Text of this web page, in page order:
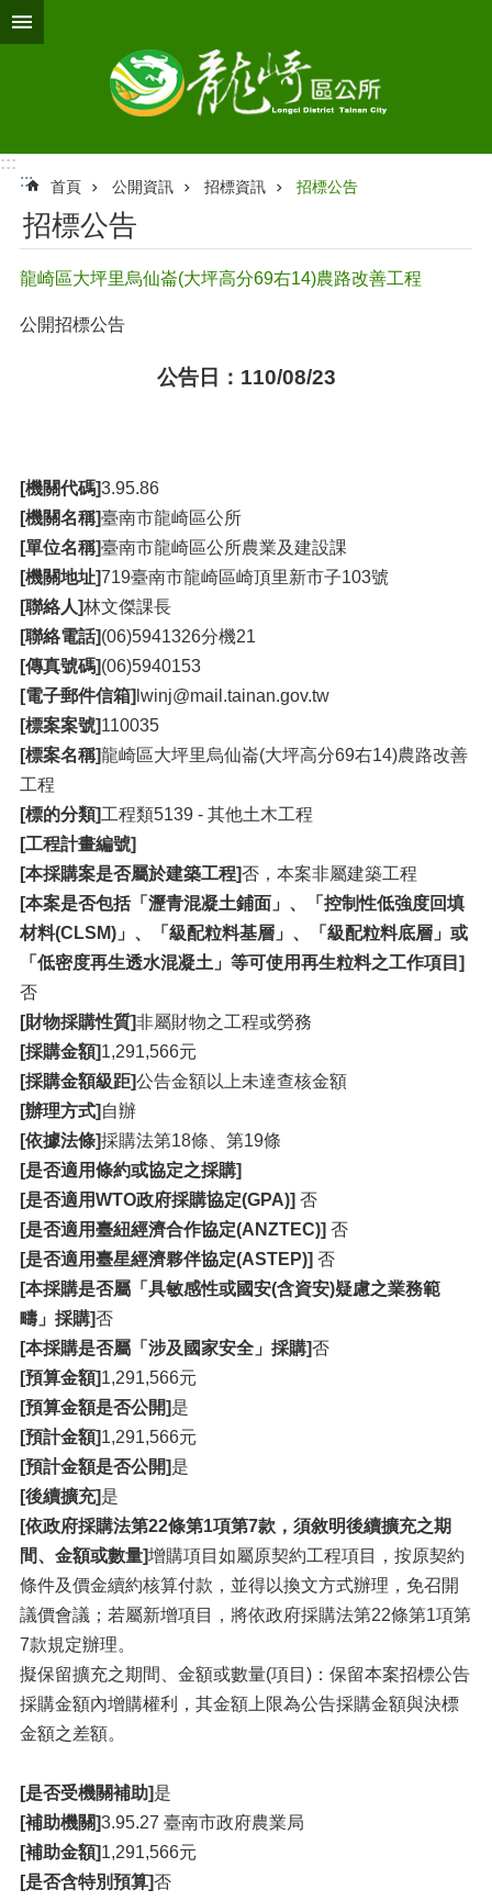
跳到主要內容區塊
:::
:::
首頁 公開資訊 招標資訊 招標公告
招標公告
龍崎區大坪里烏仙崙(大坪高分69右14)農路改善工程
公開招標公告
公告日：110/08/23
[機關代碼]3.95.86
[機關名稱]臺南市龍崎區公所
[單位名稱]臺南市龍崎區公所農業及建設課
[機關地址]719臺南市龍崎區崎頂里新市子103號
[聯絡人]林文傑課長
[聯絡電話](06)5941326分機21
[傳真號碼](06)5940153
[電子郵件信箱] lwinj@mail.tainan.gov.tw
[標案案號]110035
[標案名稱]龍崎區大坪里烏仙崙(大坪高分69右14)農路改善
工程
[標的分類]工程類5139 - 其他土木工程
[工程計畫編號]
[本採購案是否屬於建築工程]否，本案非屬建築工程
[本案是否包括「瀝青混凝土鋪面」、「控制性低強度回填
材料(CLSM)」、「級配粒料基層」、「級配粒料底層」或
「低密度再生透水混凝土」等可使用再生粒料之工作項目]
否
[財物採購性質]非屬財物之工程或勞務
[採購金額]1,291,566元
[採購金額級距]公告金額以上未達查核金額
[辦理方式] 自辦
[依據法條]採購法第18條、第19條
[是否適用條約或協定之採購]
[是否適用WTO政府採購協定(GPA)] 否
[是否適用臺紐經濟合作協定(ANZTEC)] 否
[是否適用臺星經濟夥伴協定(ASTEP)] 否
[本採購是否屬「具敏感性或國安(含資安)疑慮之業務範
疇」採購]否
[本採購是否屬「涉及國家安全」採購]否
[預算金額]1,291,566元
[預算金額是否公開]是
[預計金額]1,291,566元
[預計金額是否公開]是
[後續擴充]是
[依政府採購法第22條第1項第7款，須敘明後續擴充之期
間、金額或數量]增購項目如屬原契約工程項目，按原契約
條件及價金續約核算付款，並得以換文方式辦理，免召開
議價會議；若屬新增項目，將依政府採購法第22條第1項第
7款規定辦理。
擬保留擴充之期間、金額或數量(項目)：保留本案招標公告
採購金額內增購權利，其金額上限為公告採購金額與決標
金額之差額。
[是否受機關補助]是
[補助機關]3.95.27 臺南市政府農業局
[補助金額]1,291,566元
[是否含特別預算]否